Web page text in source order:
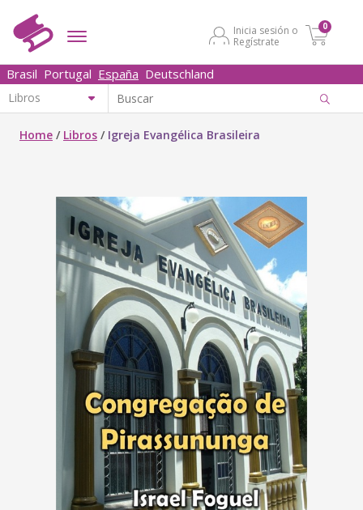
Inicia sesión o
Regístrate
0
Brasil Portugal España Deutschland
Home / Libros / Igreja Evangélica Brasileira